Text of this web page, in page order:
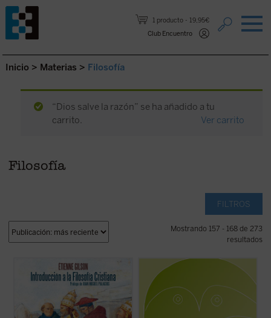
1 producto
19,95€
Club Encuentro
Saltar al contenido.
Inicio > Materias > Filosofía
“Dios salve la razón” se ha añadido a tu
carrito.
Ver carrito
Filosofía
FILTROS
Mostrando 157 - 168 de 273
resultados
Prólogo de Juan Miguel Palacios
En este libro, inédito hasta ahora en
español, descubrimos un ensayo brillante
del Gilson maduro, una disertación otoñal
sobre las ideas más queridas del gran
medievalista, presentadas en tres ...
El problema de la relación cuerpo-alma es
de los que no dejan a nadie indiferente. Hay
que añadir además que es un problema
ineludible. Porque tanto si se admite la
dualidad última, metafísica, de ambos
términos, como si se niega, por ...